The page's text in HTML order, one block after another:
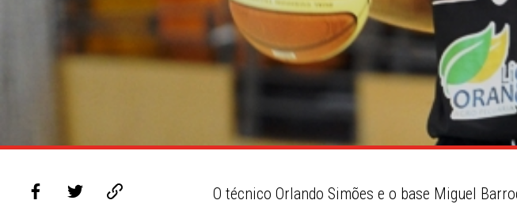
O técnico Orlando Simões e o base Miguel